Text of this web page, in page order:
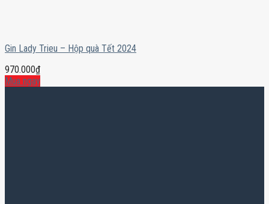
Gin Lady Trieu – Hộp quà Tết 2024
970.000₫
Mua ngay